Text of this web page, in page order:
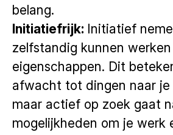
belang.
Initiatiefrijk: Initiatief
zelfstandig kunnen
eigenschappen. Dit
afwacht tot dingen naar je
maar actief op zoek gaat
mogelijkheden om je werk